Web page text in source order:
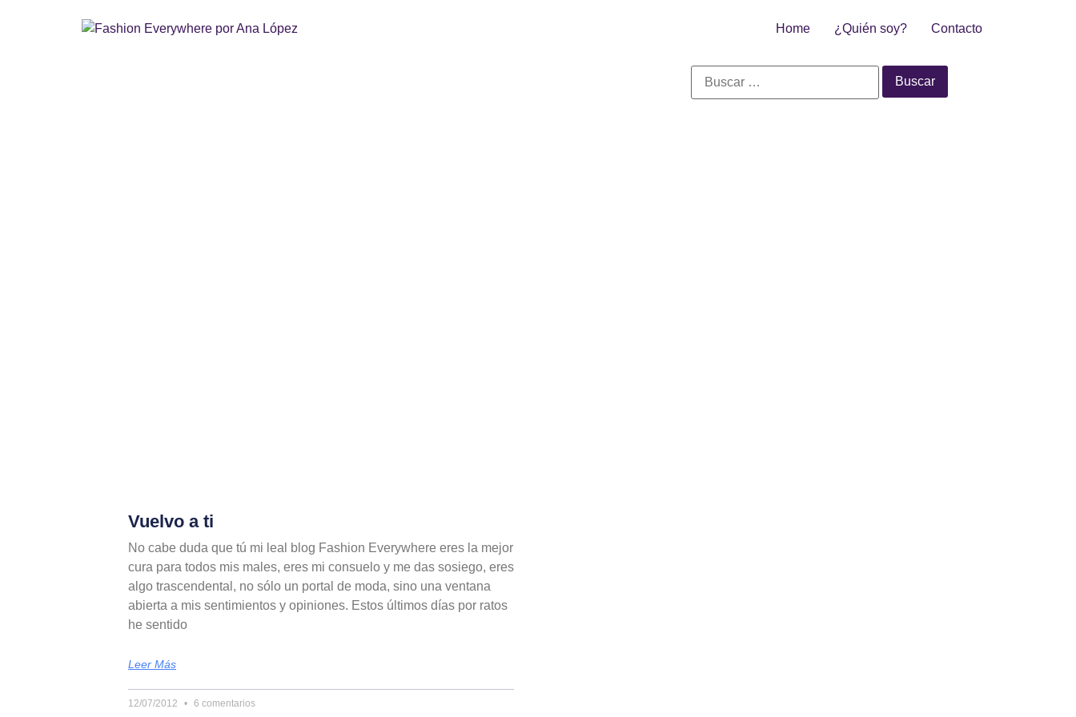
Home ¿Quién soy? Contacto
Vuelvo a ti
No cabe duda que tú mi leal blog Fashion Everywhere eres la mejor
cura para todos mis males, eres mi consuelo y me das sosiego, eres
algo trascendental, no sólo un portal de moda, sino una ventana
abierta a mis sentimientos y opiniones. Estos últimos días por ratos
he sentido
Leer Más
12/07/2012 6 comentarios